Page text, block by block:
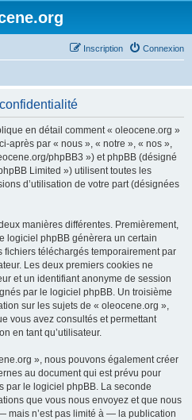
Connexion
Inscription
en détail comment « oleocene.org »
après par « nous », « notre », « nos »,
phpBB3 ») et phpBB (désigné
Limited ») utilisent toutes les
d’utilisation de votre part (désignées
manières différentes. Premièrement,
logiciel phpBB génèrera un certain
téléchargés temporairement par
Les deux premiers cookies ne
et un identifiant anonyme de session
par le logiciel phpBB. Un troisième
sur les sujets de « oleocene.org »,
vous avez consultés et permettant
en tant qu’utilisateur.
», nous pouvons également créer
au document qui est prévu pour
par le logiciel phpBB. La seconde
que vous nous envoyez et que nous
mais n’est pas limité à — la publication